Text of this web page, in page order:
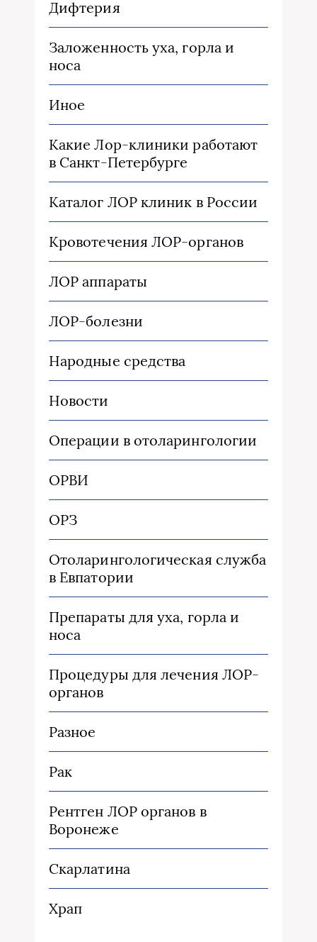
Дифтерия
Заложенность уха, горла и
носа
Иное
Какие Лор-клиники работают
в Санкт-Петербурге
Каталог ЛОР клиник в России
Кровотечения ЛОР-органов
ЛОР аппараты
ЛОР-болезни
Народные средства
Новости
Операции в отоларингологии
ОРВИ
ОРЗ
Отоларингологическая служба
в Евпатории
Препараты для уха, горла и
носа
Процедуры для лечения ЛОР-
органов
Разное
Рак
Рентген ЛОР органов в
Воронеже
Скарлатина
Храп